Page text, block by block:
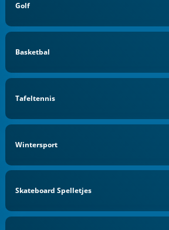
Golf
Basketbal
Tafeltennis
Wintersport
Skateboard Spelletjes